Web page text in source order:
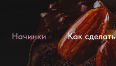
Начинки Как